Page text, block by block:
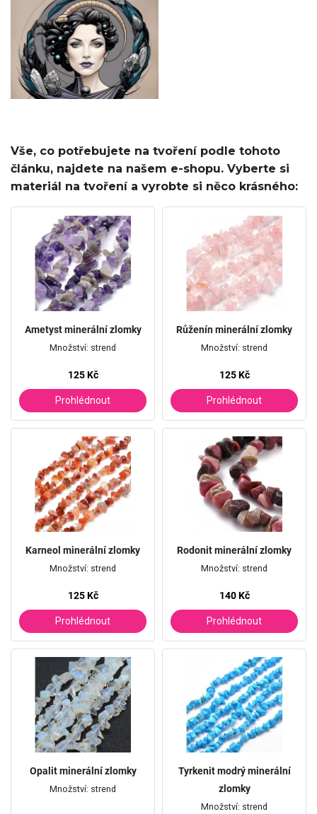
Vše, co potřebujete na tvoření podle tohoto
článku, najdete na našem e-shopu. Vyberte si
materiál na tvoření a vyrobte si něco krásného: